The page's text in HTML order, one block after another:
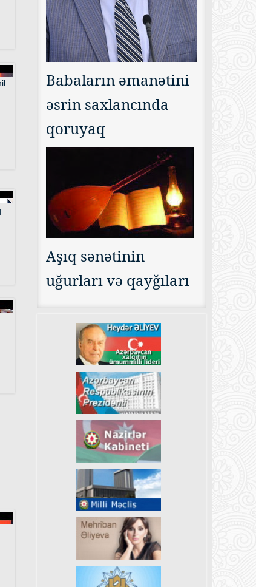
Babaların əmanətini
əsrin saxlancında
qoruyaq
Aşıq sənətinin
uğurları və qayğıları